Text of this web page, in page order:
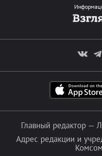
Главный редактор —
Адрес редакции и